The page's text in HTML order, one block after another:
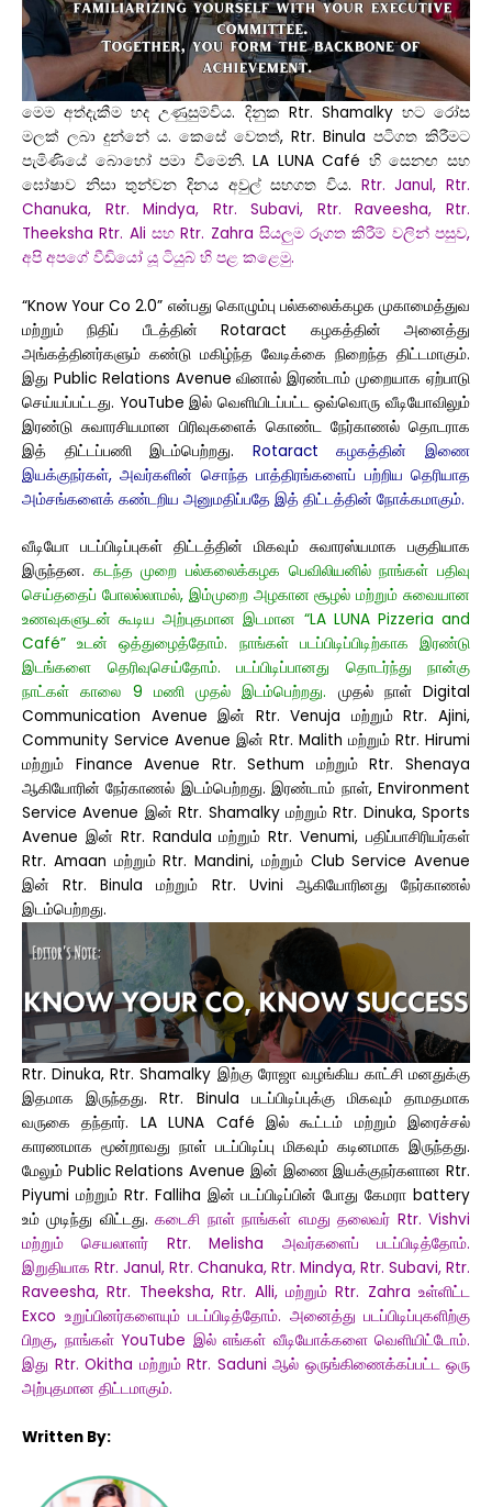
මෙම අත්දැකීම හද උණුසුම්විය. දිනුක Rtr. Shamalky හට රෝස
මලක් ලබා දුන්නේ ය. කෙසේ වෙතත්, Rtr. Binula පටිගත කිරීමට
පැමිණියේ බොහෝ පමා වීමෙනි. LA LUNA Café හි සෙනඟ සහ
ඝෝෂාව නිසා තුන්වන දිනය අවුල් සහගත විය. Rtr. Janul, Rtr.
Chanuka, Rtr. Mindya, Rtr. Subavi, Rtr. Raveesha, Rtr.
Theeksha Rtr. Ali සහ Rtr. Zahra සියලුම රූගත කිරීම් වලින් පසුව,
අපි අපගේ වීඩියෝ යූ ටියුබ් හි පළ කළෙමු.
“Know Your Co 2.0” என்பது கொழும்பு பல்கலைக்கழக முகாமைத்துவ
மற்றும் நிதிப் பீடத்தின் Rotaract கழகத்தின் அனைத்து
அங்கத்தினர்களும் கண்டு மகிழ்ந்த வேடிக்கை நிறைந்த திட்டமாகும்.
இது Public Relations Avenue வினால் இரண்டாம் முறையாக ஏற்பாடு
செய்யப்பட்டது. YouTube இல் வெளியிடப்பட்ட ஒவ்வொரு வீடியோவிலும்
இரண்டு சுவாரசியமான பிரிவுகளைக் கொண்ட நேர்காணல் தொடராக
இத் திட்டப்பணி இடம்பெற்றது. Rotaract கழகத்தின் இணை
இயக்குநர்கள், அவர்களின் சொந்த பாத்திரங்களைப் பற்றிய தெரியாத
அம்சங்களைக் கண்டறிய அனுமதிப்பதே இத் திட்டத்தின் நோக்கமாகும்.
வீடியோ படப்பிடிப்புகள் திட்டத்தின் மிகவும் சுவாரஸ்யமாக பகுதியாக
இருந்தன. கடந்த முறை பல்கலைக்கழக பெவிலியனில் நாங்கள் பதிவு
செய்ததைப் போலல்லாமல், இம்முறை அழகான சூழல் மற்றும் சுவையான
உணவுகளுடன் கூடிய அற்புதமான இடமான “LA LUNA Pizzeria and
Café” உடன் ஒத்துழைத்தோம். நாங்கள் படப்பிடிப்பிடிற்காக இரண்டு
இடங்களை தெரிவுசெய்தோம். படப்பிடிப்பானது தொடர்ந்து நான்கு
நாட்கள் காலை 9 மணி முதல் இடம்பெற்றது. முதல் நாள் Digital
Communication Avenue இன் Rtr. Venuja மற்றும் Rtr. Ajini,
Community Service Avenue இன் Rtr. Malith மற்றும் Rtr. Hirumi
மற்றும் Finance Avenue Rtr. Sethum மற்றும் Rtr. Shenaya
ஆகியோரின் நேர்காணல் இடம்பெற்றது. இரண்டாம் நாள், Environment
Service Avenue இன் Rtr. Shamalky மற்றும் Rtr. Dinuka, Sports
Avenue இன் Rtr. Randula மற்றும் Rtr. Venumi, பதிப்பாசிரியர்கள்
Rtr. Amaan மற்றும் Rtr. Mandini, மற்றும் Club Service Avenue
இன் Rtr. Binula மற்றும் Rtr. Uvini ஆகியோரினது நேர்காணல்
இடம்பெற்றது.
Rtr. Dinuka, Rtr. Shamalky இற்கு ரோஜா வழங்கிய காட்சி மனதுக்கு
இதமாக இருந்தது. Rtr. Binula படப்பிடிப்புக்கு மிகவும் தாமதமாக
வருகை தந்தார். LA LUNA Café இல் கூட்டம் மற்றும் இரைச்சல்
காரணமாக மூன்றாவது நாள் படப்பிடிப்பு மிகவும் கடினமாக இருந்தது.
மேலும் Public Relations Avenue இன் இணை இயக்குநர்களான Rtr.
Piyumi மற்றும் Rtr. Falliha இன் படப்பிடிப்பின் போது கேமரா battery
உம் முடிந்து விட்டது. கடைசி நாள் நாங்கள் எமது தலைவர் Rtr. Vishvi
மற்றும் செயலாளர் Rtr. Melisha அவர்களைப் படப்பிடித்தோம்.
இறுதியாக Rtr. Janul, Rtr. Chanuka, Rtr. Mindya, Rtr. Subavi, Rtr.
Raveesha, Rtr. Theeksha, Rtr. Alli, மற்றும் Rtr. Zahra உள்ளிட்ட
Exco உறுப்பினர்களையும் படப்பிடித்தோம். அனைத்து படப்பிடிப்புகளிற்கு
பிறகு, நாங்கள் YouTube இல் எங்கள் வீடியோக்களை வெளியிட்டோம்.
இது Rtr. Okitha மற்றும் Rtr. Saduni ஆல் ஒருங்கிணைக்கப்பட்ட ஒரு
அற்புதமான திட்டமாகும்.
Written By: